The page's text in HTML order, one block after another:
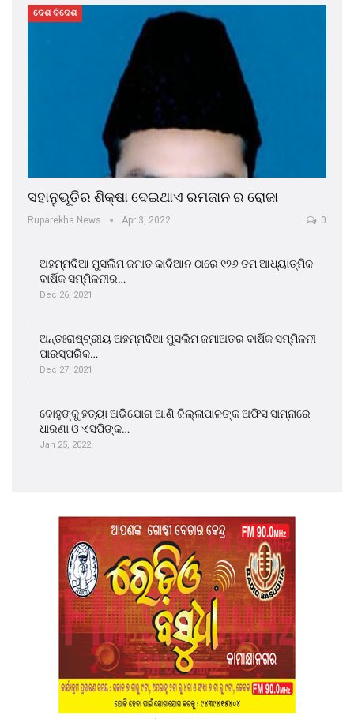
ଦେଶ ବିଦେଶ
ସହାନୁଭୂତିର ଶିକ୍ଷା ଦେଇଥାଏ ରମଜାନ ର ରୋଜା
Ruparekha News Apr 3, 2022 0
ଅହମ୍ମଦିଆ ମୁସଲିମ ଜମାତ କାଦିଆନ ଠାରେ ୧୨୬ ତମ ଆଧ୍ୟାତ୍ମିକ
ବାର୍ଷିକ ସମ୍ମିଳନୀର…
Dec 26, 2021
ଅନ୍ତଃରାଷ୍ଟ୍ରୀୟ ଅହମ୍ମଦିଆ ମୁସଲିମ ଜମାଅତର ବାର୍ଷିକ ସମ୍ମିଳନୀ
ପାରସ୍ପରିକ…
Dec 27, 2021
ବୋହୁଙ୍କୁ ହତ୍ୟା ଅଭିଯୋଗ ଆଣି ଜିଲ୍ଲାପାଳଙ୍କ ଅଫିସ ସାମ୍ନାରେ
ଧାରଣା ଓ ଏସପିଙ୍କ…
Jan 25, 2022